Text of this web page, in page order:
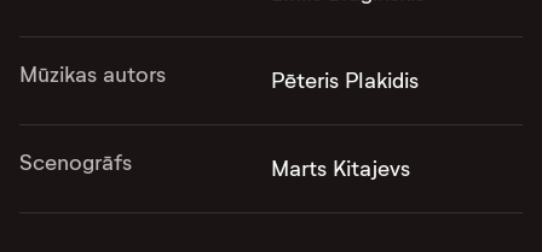
Mūzikas autors Pēteris Plakidis
Scenogrāfs Marts Kitajevs